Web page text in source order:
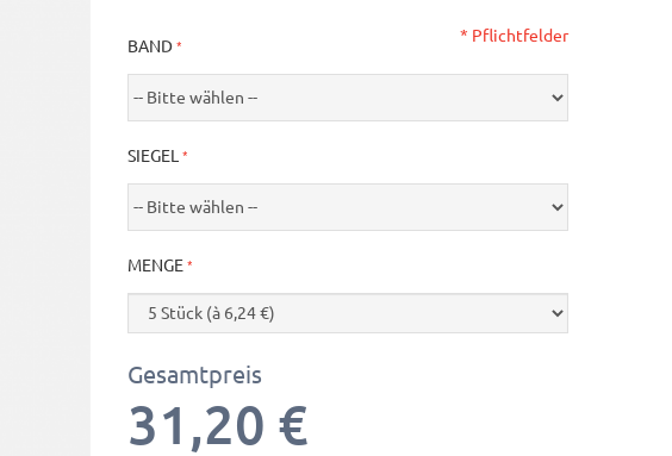
BAND
SIEGEL
* Pflichtfelder
MENGE
Gesamtpreis
31,20 €